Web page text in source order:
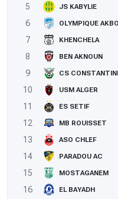
5
JS KABYLIE
6
OLYMPIQUE
7
KHENCHELA
8
BEN AKNOUN
9
CS
10
USM ALGER
11
ES SETIF
12
MB ROUISSET
13
ASO CHLEF
14
PARADOU AC
15
MOSTAGANEM
16
EL BAYADH